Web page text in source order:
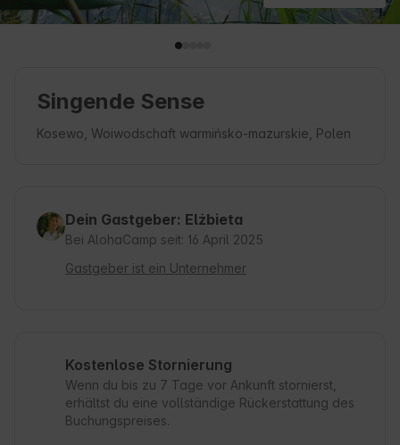
Singende Sense
Kosewo, Woiwodschaft warmińsko-mazurskie, Polen
Dein Gastgeber: Elżbieta
Bei AlohaCamp seit: 16 April 2025
Gastgeber ist ein Unternehmer
Kostenlose Stornierung
Wenn du bis zu 7 Tage vor Ankunft stornierst,
erhältst du eine vollständige Rückerstattung des
Buchungspreises.